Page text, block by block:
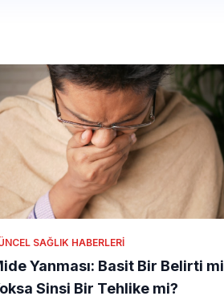
SAĞLIK HABERLERI
Yanması: Basit Bir Belirti mi,
Sinsi Bir Tehlike mi?